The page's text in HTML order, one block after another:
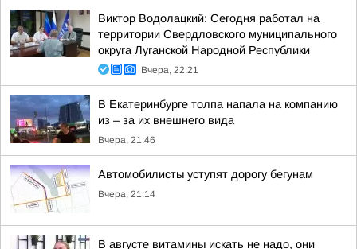
Виктор Водолацкий: Сегодня работал на
территории Свердловского муниципального
округа Луганской Народной Республики
Вчера, 22:21
В Екатеринбурге толпа напала на компанию
из – за их внешнего вида
Вчера, 21:46
Автомобилисты уступят дорогу бегунам
Вчера, 21:14
В августе витамины искать не надо, они